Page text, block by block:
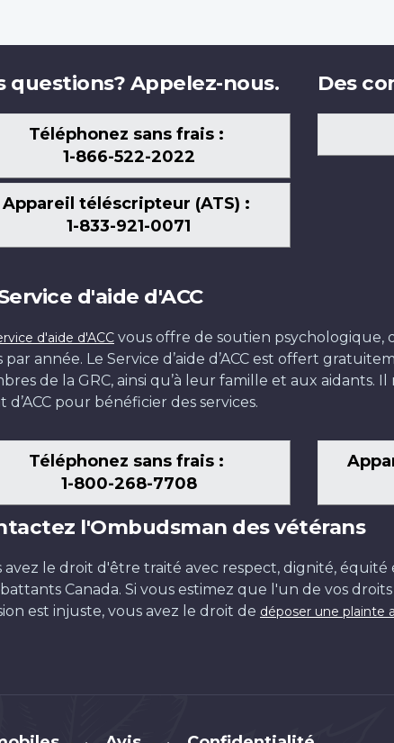
questions? Appelez-nous.
Téléphonez sans frais :
1-866-522-2022
Appareil téléscripteur (ATS) :
1-833-921-0071
Des
d'aide d'ACC
d'aide d'ACC vous offre de soutien psychologique,
par année. Le Service d’aide d’ACC est offert
de la GRC, ainsi qu’à leur famille et aux aidants. Il
d’ACC pour bénéficier des services.
Téléphonez sans frais :
1-800-268-7708
l'Ombudsman des vétérans
avez le droit d'être traité avec respect, dignité, équité
Canada. Si vous estimez que l'un de vos
est injuste, vous avez le droit de déposer une plainte